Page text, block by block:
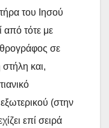
του Ιησού
από τότε με
σε
στήλη και,
(στην
επί σειρά